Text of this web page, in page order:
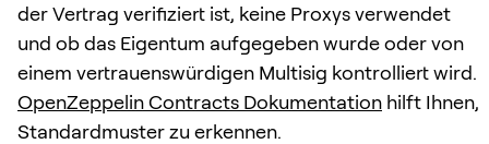
der Vertrag verifiziert ist, keine Proxys verwendet
und ob das Eigentum aufgegeben wurde oder von
einem vertrauenswürdigen Multisig kontrolliert wird.
OpenZeppelin Contracts Dokumentation hilft Ihnen,
Standardmuster zu erkennen.